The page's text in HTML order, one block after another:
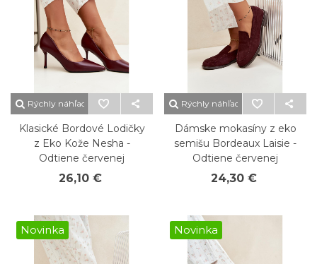
Rýchly náhľad
Klasické Bordové Lodičky
z Eko Kože Nesha -
Odtiene červenej
26,10 €
Rýchly náhľad
Dámske mokasíny z eko
semišu Bordeaux Laisie -
Odtiene červenej
24,30 €
Novinka Novinka